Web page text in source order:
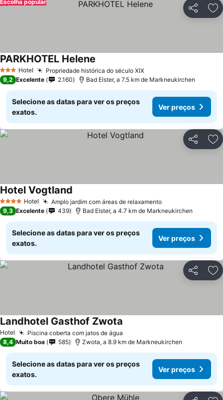
Partilhar
Escolha popular
3 EstrelasHotel Propriedade histórica do século XIX
PARKHOTEL Helene
9,2 Excelente 2.160 Bad Elster, a 7.5 km de Markneukirchen
Selecione as datas para ver os preços
exatos.
Ver preços
Partilhar
4 EstrelasHotel Amplo jardim com áreas de relaxamento
Hotel Vogtland
9,3 Excelente 439 Bad Elster, a 4.7 km de Markneukirchen
Selecione as datas para ver os preços
exatos.
Ver preços
Partilhar
Hotel Piscina coberta com jatos de água
Landhotel Gasthof Zwota
8,4 Muito boa 585 Zwota, a 8.9 km de Markneukirchen
Selecione as datas para ver os preços
exatos.
Ver preços